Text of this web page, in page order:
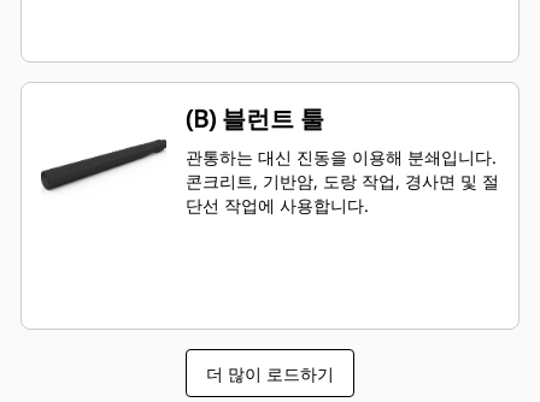
(B) 블런트 툴
관통하는 대신 진동을 이용해 분쇄입니다.
콘크리트, 기반암, 도랑 작업, 경사면 및 절
단선 작업에 사용합니다.
더 많이 로드하기